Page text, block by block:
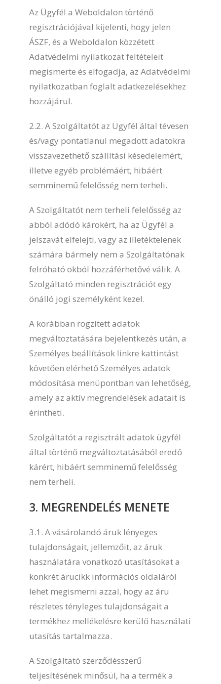
Az Ügyfél a Weboldalon történő
regisztrációjával kijelenti, hogy jelen
ÁSZF, és a Weboldalon közzétett
Adatvédelmi nyilatkozat feltételeit
megismerte és elfogadja, az Adatvédelmi
nyilatkozatban foglalt adatkezelésekhez
hozzájárul.
2.2. A Szolgáltatót az Ügyfél által tévesen
és/vagy pontatlanul megadott adatokra
visszavezethető szállítási késedelemért,
illetve egyéb problémáért, hibáért
semminemű felelősség nem terheli.
A Szolgáltatót nem terheli felelősség az
abból adódó károkért, ha az Ügyfél a
jelszavát elfelejti, vagy az illetéktelenek
számára bármely nem a Szolgáltatónak
felróható okból hozzáférhetővé válik. A
Szolgáltató minden regisztrációt egy
önálló jogi személyként kezel.
A korábban rögzített adatok
megváltoztatására bejelentkezés után, a
Személyes beállítások linkre kattintást
követően elérhető Személyes adatok
módosítása menüpontban van lehetőség,
amely az aktív megrendelések adatait is
érintheti.
Szolgáltatót a regisztrált adatok ügyfél
által történő megváltoztatásából eredő
kárért, hibáért semminemű felelősség
nem terheli.
3. MEGRENDELÉS MENETE
3.1. A vásárolandó áruk lényeges
tulajdonságait, jellemzőit, az áruk
használatára vonatkozó utasításokat a
konkrét árucikk információs oldaláról
lehet megismerni azzal, hogy az áru
részletes tényleges tulajdonságait a
termékhez mellékelésre kerülő használati
utasítás tartalmazza.
A Szolgáltató szerződésszerű
teljesítésének minősül, ha a termék a